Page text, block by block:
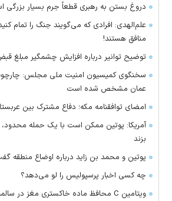
دروغ بستن به رهبری قطعاً جرم بسیار بزرگی
علم‌الهدی: افرادی که می‌گویند جنگ را تمام
منافق هستند!
توضیح توانیر درباره افزایش چشمگیر مبلغ
سخنگوی کمیسیون امنیت ملی مجلس:
عمان مشخص شده است
امضای توافقنامه مکه؛ دفاع مشترک بین
آمریکا: پوتین ممکن است با یک حمله محدود،
بزند
پوتین و محمد بن زاید درباره اوضاع منطقه
چه کسی اخبار پرسپولیس را لو می‌دهد؟
ویتامین C محافظ ماده خاکستری مغز در سالمندان